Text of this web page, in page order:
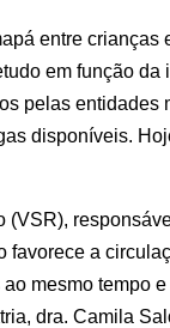
entre
em função
pelas entidades
disponíveis.
a
mesmo tempo
dra. Camila